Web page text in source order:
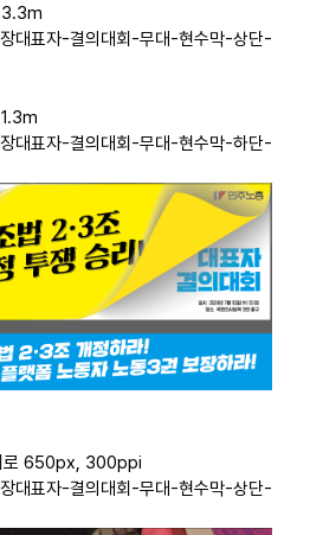
3.3m
대표자-결의대회-무대-현수막-상단-
대표자-결의대회-무대-현수막-하단-
로 650px, 300ppi
대표자-결의대회-무대-현수막-상단-